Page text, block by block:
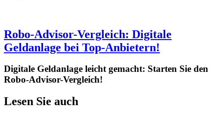
Robo-Advisor-Vergleich: Digitale
Geldanlage bei Top-Anbietern!
Digitale Geldanlage leicht gemacht: Starten Sie den
Robo-Advisor-Vergleich!
Lesen Sie auch